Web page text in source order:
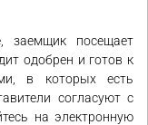
заемщик посещает
одобрен и готов к
в которых есть
согласуют с
на электронную